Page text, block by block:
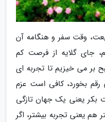
وقت سفر و هنگامه آن
جای گلایه از فرصت کم
بر می خیزیم تا تجربه ای
بخورد، کافی است عزم
بکر یعنی یک جهان تازگی
هم یعنی تجربه بیشتر، اگر